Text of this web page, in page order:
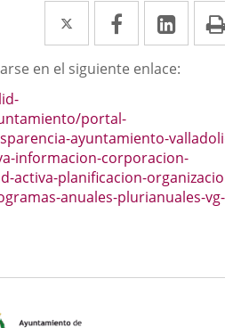
Twitter
Enlace
a
una
aplicación
externa.
Facebook
Enlace
a
una
externa.
a
una
en el siguiente enlace:
portal-
ayuntamiento-
informacion-corporacion-
activa-planificacion-
anuales-plurianuales-vg-